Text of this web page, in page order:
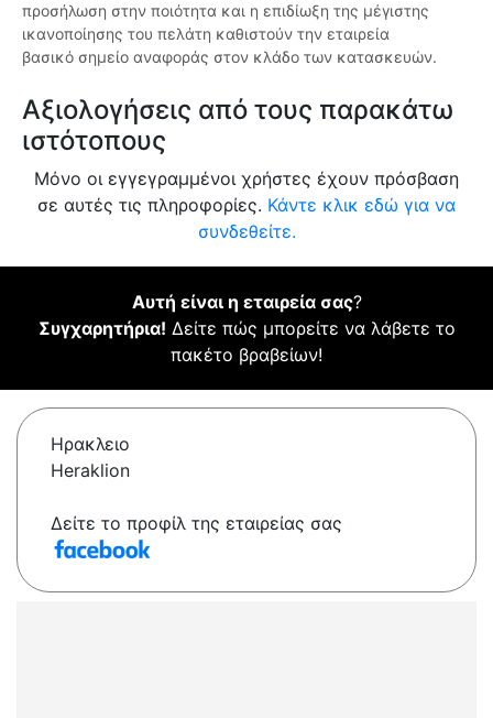
προσήλωση στην ποιότητα και η επιδίωξη της μέγιστης
ικανοποίησης του πελάτη καθιστούν την εταιρεία
βασικό σημείο αναφοράς στον κλάδο των κατασκευών.
Αξιολογήσεις από τους παρακάτω
ιστότοπους
Μόνο οι εγγεγραμμένοι χρήστες έχουν πρόσβαση
σε αυτές τις πληροφορίες. Κάντε κλικ εδώ για να
συνδεθείτε.
Αυτή είναι η εταιρεία σας?
Συγχαρητήρια! Δείτε πώς μπορείτε να λάβετε το
πακέτο βραβείων!
Ηρακλειο
Heraklion
Δείτε το προφίλ της εταιρείας σας